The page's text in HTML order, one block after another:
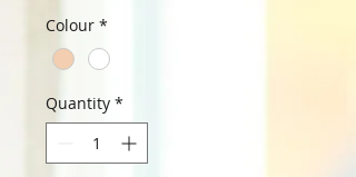
Colour *
Quantity *